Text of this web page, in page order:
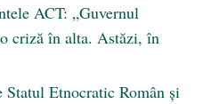
ACT: „Guvernul
criză în alta. Astăzi, în
Etnocratic Român şi